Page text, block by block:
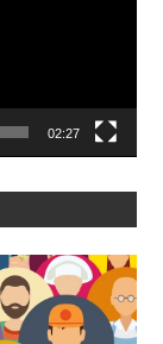
02:27